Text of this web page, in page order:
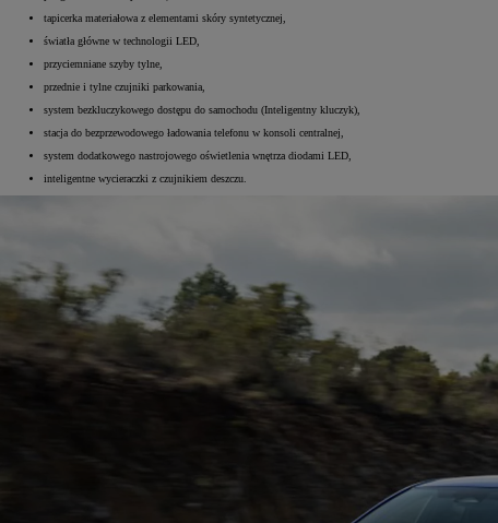
tapicerka materiałowa z elementami skóry syntetycznej,
światła główne w technologii LED,
przyciemniane szyby tylne,
przednie i tylne czujniki parkowania,
system bezkluczykowego dostępu do samochodu (Inteligentny kluczyk),
stacja do bezprzewodowego ładowania telefonu w konsoli centralnej,
system dodatkowego nastrojowego oświetlenia wnętrza diodami LED,
inteligentne wycieraczki z czujnikiem deszczu.